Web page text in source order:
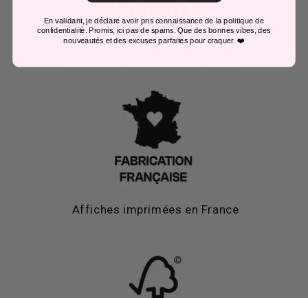
Affiches imprimées en France
En validant, je déclare avoir pris connaissance de la politique de
confidentialité. Promis, ici pas de spams. Que des bonnes vibes, des
nouveautés et des excuses parfaites pour craquer. ❤️